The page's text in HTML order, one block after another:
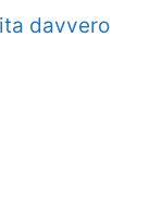
davvero